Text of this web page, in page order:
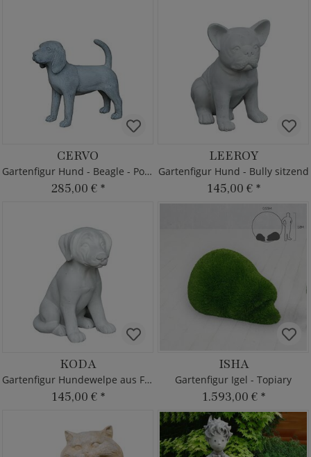
CERVO
Gartenfigur Hund - Beagle - Polystone
285,00 € *
LEEROY
Gartenfigur Hund - Bully sitzend
145,00 € *
KODA
Gartenfigur Hundewelpe aus Fi-Beton
145,00 € *
ISHA
Gartenfigur Igel - Topiary
1.593,00 € *